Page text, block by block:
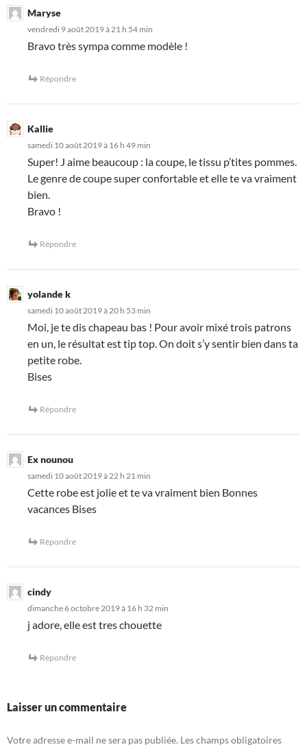
Maryse
vendredi 9 août 2019 à 21 h 54 min
Bravo très sympa comme modèle !
Répondre
Kallie
samedi 10 août 2019 à 16 h 49 min
Super! J aime beaucoup : la coupe, le tissu p’tites pommes.
Le genre de coupe super confortable et elle te va vraiment
bien.
Bravo !
Répondre
yolande k
samedi 10 août 2019 à 20 h 53 min
Moi, je te dis chapeau bas ! Pour avoir mixé trois patrons
en un, le résultat est tip top. On doit s’y sentir bien dans ta
petite robe.
Bises
Répondre
Ex nounou
samedi 10 août 2019 à 22 h 21 min
Cette robe est jolie et te va vraiment bien Bonnes
vacances Bises
Répondre
cindy
dimanche 6 octobre 2019 à 16 h 32 min
j adore, elle est tres chouette
Répondre
Laisser un commentaire
Votre adresse e-mail ne sera pas publiée. Les champs obligatoires